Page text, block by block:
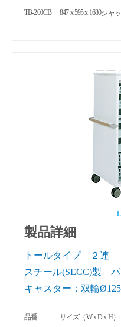
TB-200CB 847 x 595 x 1680シャ
製品詳細
トールタイプ ２連
スチール(SECC)製
キャスター：双輪Ø125
品番 サイズ（W x D x H）